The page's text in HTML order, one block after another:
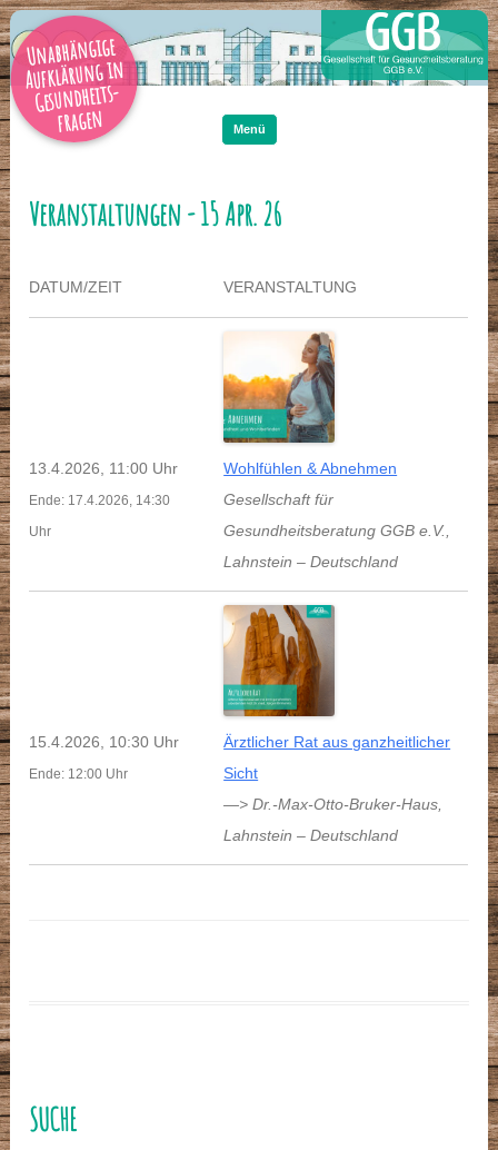
Unabhängige
Aufklärung in
Gesundheits-
fragen Menü
Veranstaltungen - 15 Apr. 26
DATUM/ZEIT VERANSTALTUNG
13.4.2026, 11:00 Uhr
Ende: 17.4.2026, 14:30
Uhr
Wohlfühlen & Abnehmen
Gesellschaft für
Gesundheitsberatung GGB e.V.,
Lahnstein –Deutschland
15.4.2026, 10:30 Uhr
Ende: 12:00 Uhr
Ärztlicher Rat aus ganzheitlicher
Sicht
—> Dr.-Max-Otto-Bruker-Haus,
Lahnstein –Deutschland
SUCHE